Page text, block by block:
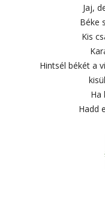
Jaj,
Béke
Kis
Hintsél békét a
Ha
Hadd